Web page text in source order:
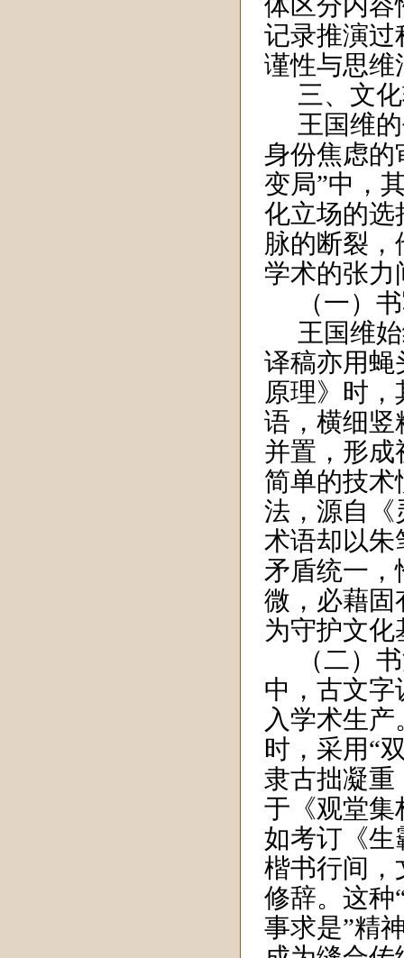
记录推演过
谨性与思维
三、文
王国维
身份焦虑的
变局”中，
化立场的选
脉的断裂
学术的张力
（一）
王国维
译稿亦用蝇
原理》时
语，横细竖
并置，形成
简单的技术
法，源自《
术语却以朱
矛盾统一，
微，必藉
为守护文
（二）
中，古文字
入学术生产
时，采用“
隶古拙凝重
于《观堂集
如考订《生
楷书行间，
修辞。这种
事求是”精